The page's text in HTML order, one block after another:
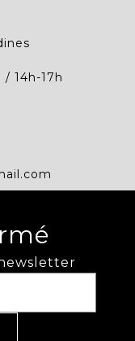
14h-17h